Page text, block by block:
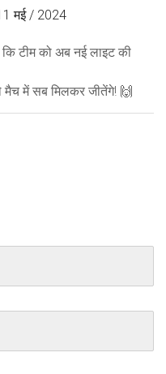
मई / 2024
कि टीम को अब नई लाइट की
मैच में सब मिलकर जीतेंगे! 🙌